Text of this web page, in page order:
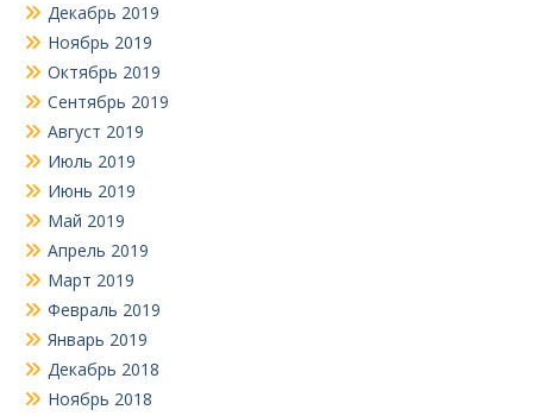
Декабрь 2019
Ноябрь 2019
Октябрь 2019
Сентябрь 2019
Август 2019
Июль 2019
Июнь 2019
Май 2019
Апрель 2019
Март 2019
Февраль 2019
Январь 2019
Декабрь 2018
Ноябрь 2018